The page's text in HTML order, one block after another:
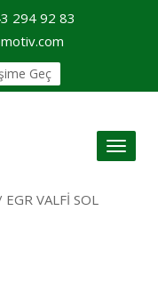
294 92 83
Geç
Toggle
EGR VALFİ SOL